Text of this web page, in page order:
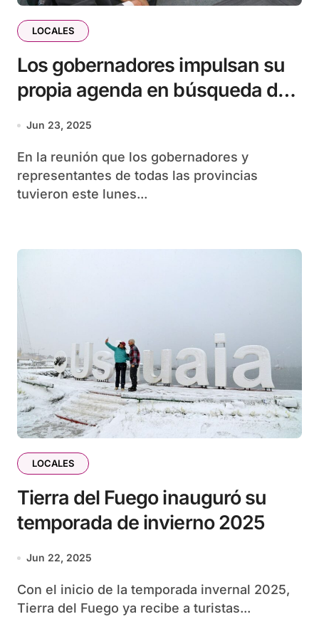
LOCALES
Los gobernadores impulsan su
propia agenda en búsqueda de
fondos
Jun 23, 2025
En la reunión que los gobernadores y
representantes de todas las provincias
tuvieron este lunes...
LOCALES
Tierra del Fuego inauguró su
temporada de invierno 2025
Jun 22, 2025
Con el inicio de la temporada invernal 2025,
Tierra del Fuego ya recibe a turistas...